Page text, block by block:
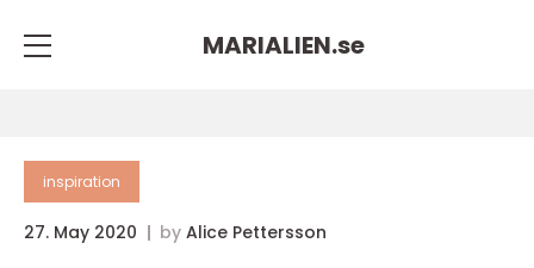
MARIALIEN.se
inspiration
27. May 2020 by Alice Pettersson